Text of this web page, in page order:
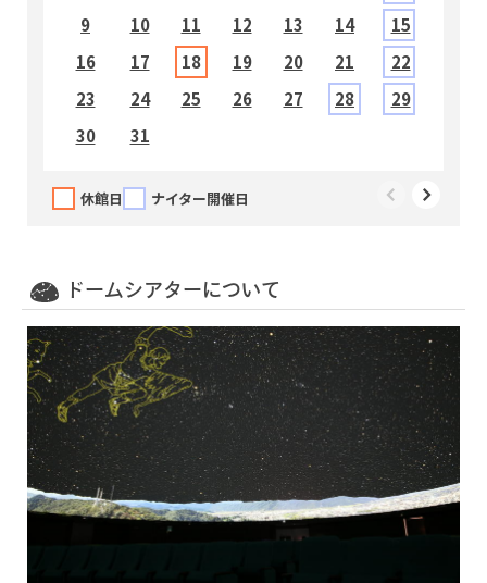
9
10 11 12 13 14
15
16
17 18 19 20 21
22
23
24 25 26 27 28
29
30
31
休館日 ナイター開催日
ドームシアターについて